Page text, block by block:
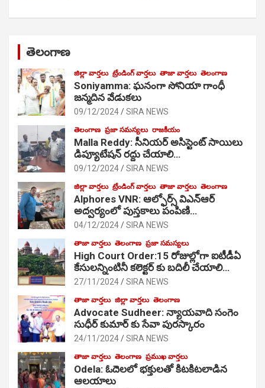
తెలంగాణ
జిల్లా వార్తలు ట్రేండింగ్ వార్తలు తాజా వార్తలు తెలంగాణ
Soniyamma: ఘ‌నంగా సోనియా గాంధీ
జ‌న్మ‌దిన వేడుక‌లు
09/12/2024 SIRA NEWS
తెలంగాణ ప్రజా సమస్యలు రాజకీయం
Malla Reddy: సీనియర్ అసిస్టెంట్ సాయిలు
డిప్యూటేషన్ రద్దు చేయాలి…
09/12/2024 SIRA NEWS
జిల్లా వార్తలు ట్రేండింగ్ వార్తలు తాజా వార్తలు తెలంగాణ
Alphores VNR: ఆల్ఫోర్స్ విఎన్ఆర్
అద్వర్యంలో పుస్తకాలు పంపిణి…
04/12/2024 SIRA NEWS
తాజా వార్తలు తెలంగాణ ప్రజా సమస్యలు
High Court Order:15 రోజుల్లోగా ఐటీడీఏ
కేసులన్నింటినీ కలెక్టర్ కు బదిలీ చేయాలి…
27/11/2024 SIRA NEWS
తాజా వార్తలు జిల్లా వార్తలు తెలంగాణ
Advocate Sudheer: న్యాయవాది సంగెం
సుధీర్ కుమార్ కు సేవా పురస్కారం
24/11/2024 SIRA NEWS
తాజా వార్తలు తెలంగాణ ప్రముఖ వార్తలు
Odela: ఓదెల‌లో భక్తులతో కిటకిటలాడిన
ఆల‌యాలు